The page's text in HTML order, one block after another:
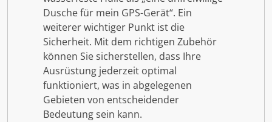
Dusche für mein GPS-Gerät“. Ein
weiterer wichtiger Punkt ist die
Sicherheit. Mit dem richtigen Zubehör
können Sie sicherstellen, dass Ihre
Ausrüstung jederzeit optimal
funktioniert, was in abgelegenen
Gebieten von entscheidender
Bedeutung sein kann.